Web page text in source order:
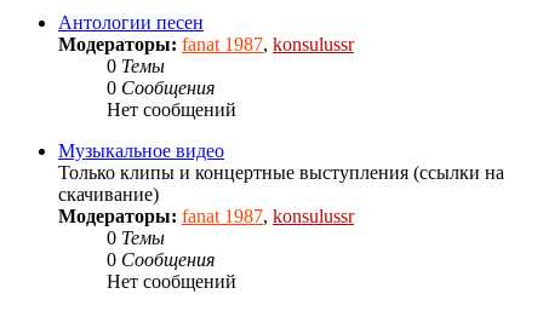
Антологии песен
Модераторы: fanat 1987, konsulussr
0 Темы
0 Сообщения
Нет сообщений
Музыкальное видео
Только клипы и концертные выступления (ссылки на
скачивание)
Модераторы: fanat 1987, konsulussr
0 Темы
0 Сообщения
Нет сообщений